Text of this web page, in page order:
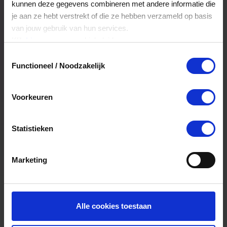
kunnen deze gegevens combineren met andere informatie die
je aan ze hebt verstrekt of die ze hebben verzameld op basis
van jouw gebruik van hun services.
Klikhiervoor ons cookiebeleid.
Functioneel / Noodzakelijk
Voorkeuren
Statistieken
Marketing
Alle cookies toestaan
Kan ik het saldo in delen besteden?
Ja, je mag het saldo van je VVV
Kan ik het saldo in delen besteden?
cadeaukaart in delen uitgeven.